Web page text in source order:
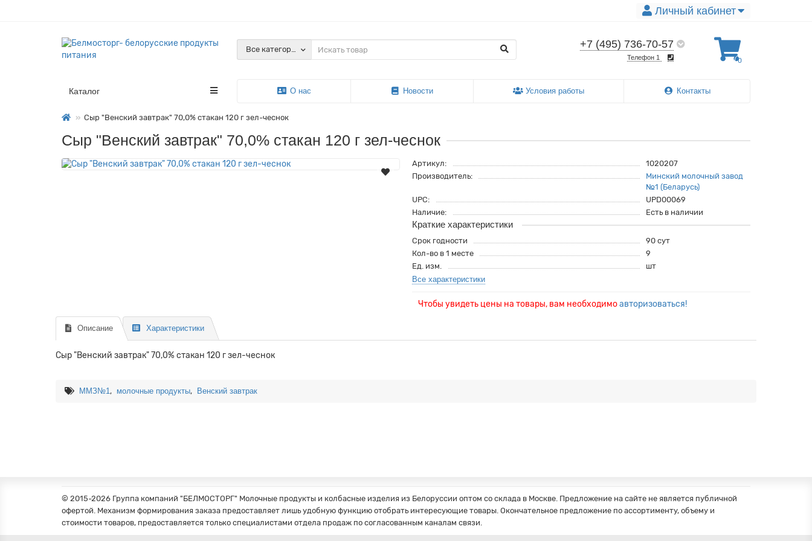
Личный кабинет
+7 (495) 736-70-57
Телефон 1 0
Все категории
Каталог О нас Новости Условия работы Контакты
Сыр "Венский завтрак" 70,0% стакан 120 г зел-чеснок
Сыр "Венский завтрак" 70,0% стакан 120 г зел-чеснок
Артикул:
1020207
Производитель:
Минский молочный завод
№1 (Беларусь)
UPC:
UPD00069
Наличие:
Есть в наличии
Краткие характеристики
Срок годности
90 сут
Кол-во в 1 месте
9
Ед. изм.
шт
Все характеристики
Чтобы увидеть цены на товары, вам необходимоавторизоваться!
Описание Характеристики
Сыр "Венский завтрак" 70,0% стакан 120 г зел-чеснок
ММЗ№1, молочные продукты, Венский завтрак
© 2015-2026 Группа компаний "БЕЛМОСТОРГ" Молочные продукты и колбасные изделия из Белоруссии оптом со склада в Москве. Предложение на сайте не является публичной
офертой. Механизм формирования заказа предоставляет лишь удобную функцию отобрать интересующие товары. Окончательное предложение по ассортименту, объему и
стоимости товаров, предоставляется только специалистами отдела продаж по согласованным каналам связи.